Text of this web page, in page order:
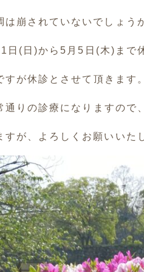
崩されていないでしょう
日(日)から5月5日(木)まで
が休診とさせて頂きます。
りの診療になりますので、
すが、よろしくお願いいた